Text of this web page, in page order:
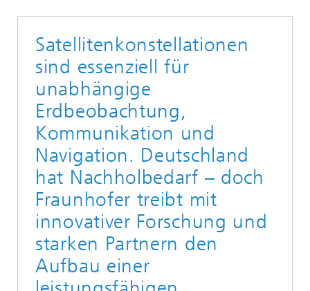
Satellitenkonstellationen
sind essenziell für
unabhängige
Erdbeobachtung,
Kommunikation und
Navigation. Deutschland
hat Nachholbedarf – doch
Fraunhofer treibt mit
innovativer Forschung und
starken Partnern den
Aufbau einer